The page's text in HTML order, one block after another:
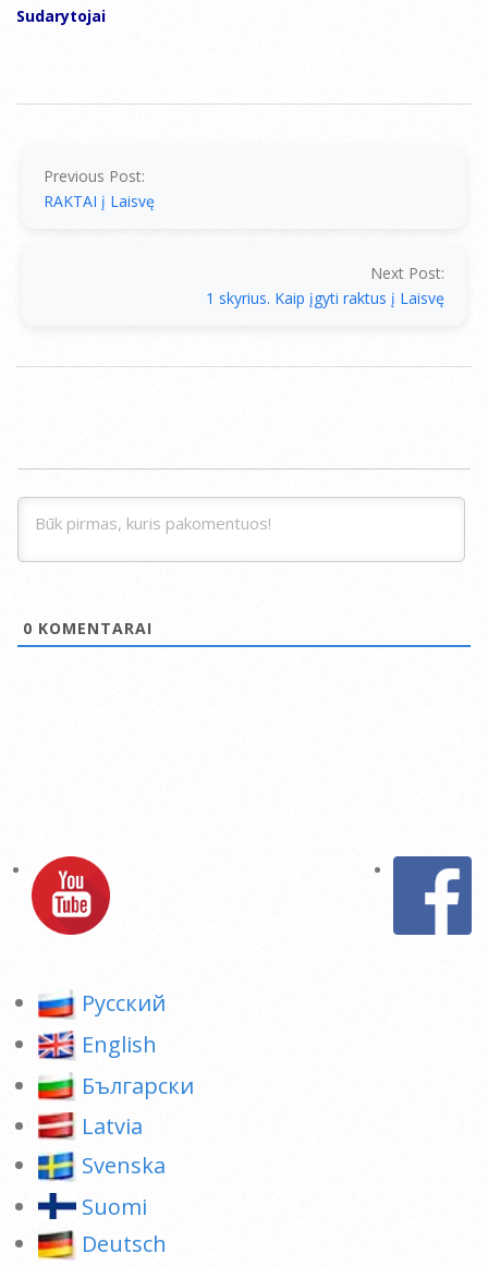
Sudarytojai
Previous Post:
RAKTAI į Laisvę
Next Post:
1 skyrius. Kaip įgyti raktus į Laisvę
0 KOMENTARAI
Pусский
English
Български
Latvia
Svenska
Suomi
Deutsch